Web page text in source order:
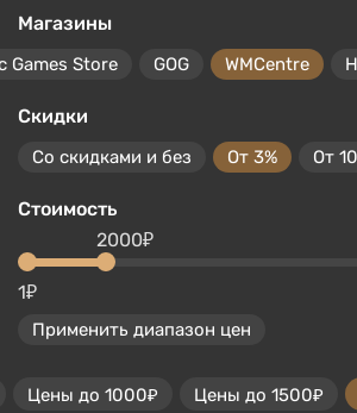
Магазины
Games Store GOG WMCentre
Скидки
Со скидками и без От 3% От
Стоимость
1₽
2000₽
Применить диапазон цен
Цены до 1000₽ Цены до 1500₽